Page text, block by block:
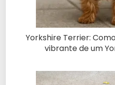
Yorkshire Terrier:
vibrante de um